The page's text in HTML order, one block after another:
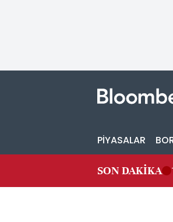
PİYASALAR
SON DAKİKA